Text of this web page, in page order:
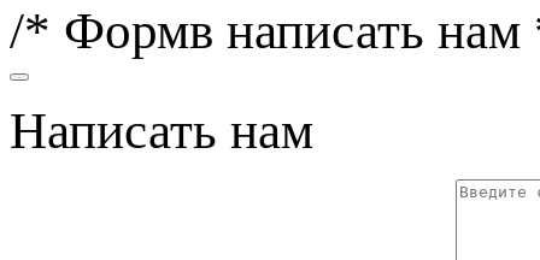
/* Формв написать нам
Написать нам